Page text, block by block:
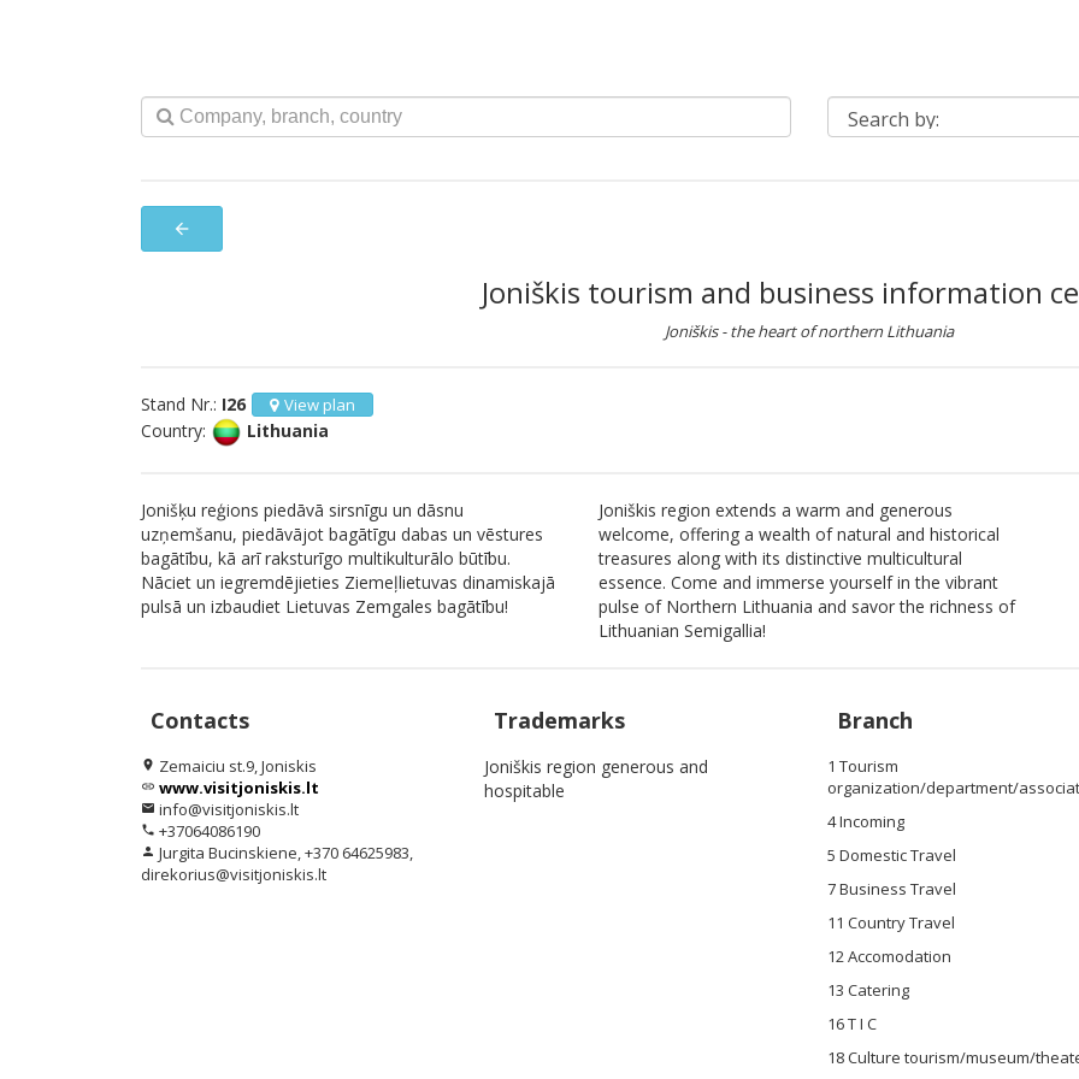
arrow_back
Joniškis tourism and business information
Joniškis - the heart of northern Lithuania
Stand Nr.: I26 View plan
Country: Lithuania
Jonišķu reģions piedāvā sirsnīgu un dāsnu
uzņemšanu, piedāvājot bagātīgu dabas un vēstures
bagātību, kā arī raksturīgo multikulturālo būtību.
Nāciet un iegremdējieties Ziemeļlietuvas dinamiskajā
pulsā un izbaudiet Lietuvas Zemgales bagātību!
Joniškis region extends a warm and generous
welcome, offering a wealth of natural and historical
treasures along with its distinctive multicultural
essence. Come and immerse yourself in the vibrant
pulse of Northern Lithuania and savor the richness of
Lithuanian Semigallia!
Contacts
location_on Zemaiciu st.9, Joniskis
link www.visitjoniskis.lt
email info@visitjoniskis.lt
phone +37064086190
person Jurgita Bucinskiene, +370 64625983,
direkorius@visitjoniskis.lt
Trademarks
Joniškis region generous and
hospitable
Branch
1 Tourism
organization/department/
4 Incoming
5 Domestic Travel
7 Business Travel
11 Country Travel
12 Accomodation
13 Catering
16 T I C
18 Culture tourism/museum/